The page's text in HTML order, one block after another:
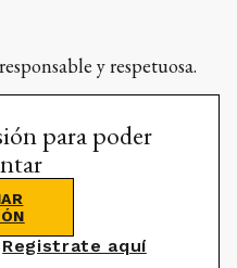
y respetuosa.
para poder
Registrate aquí